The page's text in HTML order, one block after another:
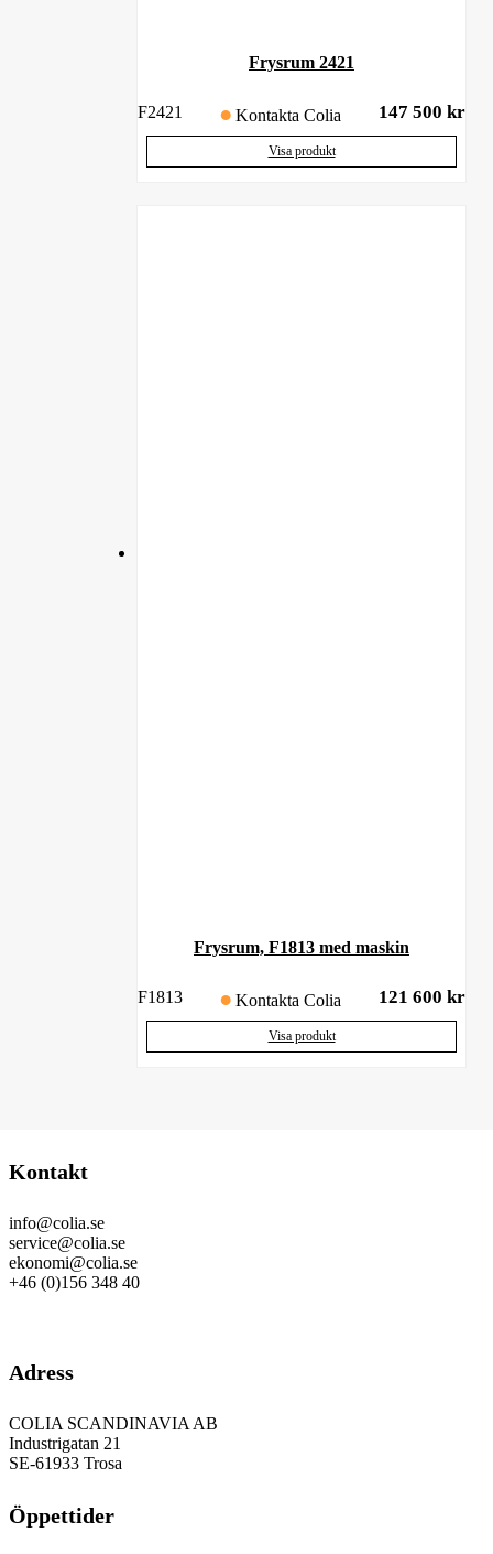
Frysrum 2421
F2421 Kontakta Colia 147 500 kr
Visa produkt
Frysrum, F1813 med maskin
F1813 Kontakta Colia 121 600 kr
Visa produkt
Kontakt
info@colia.se
service@colia.se
ekonomi@colia.se
+46 (0)156 348 40
Adress
COLIA SCANDINAVIA AB
Industrigatan 21
SE-61933 Trosa
Öppettider